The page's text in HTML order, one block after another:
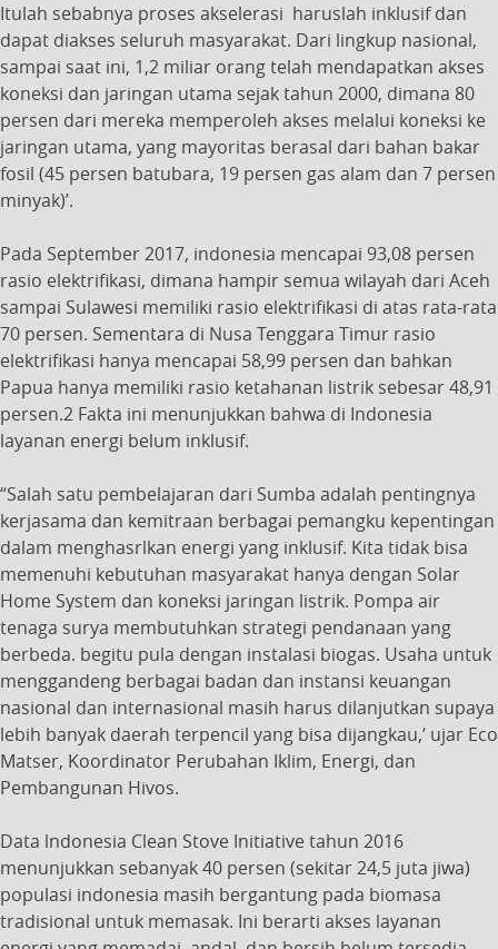
Itulah sebabnya proses akselerasi haruslah inklusif dan
dapat diakses seluruh masyarakat. Dari lingkup nasional,
sampai saat ini, 1,2 miliar orang telah mendapatkan akses
koneksi dan jaringan utama sejak tahun 2000, dimana 80
persen dari mereka memperoleh akses melalui koneksi ke
jaringan utama, yang mayoritas berasal dari bahan bakar
fosil (45 persen batubara, 19 persen gas alam dan 7 persen
minyak)’.
Pada September 2017, indonesia mencapai 93,08 persen
rasio elektrifikasi, dimana hampir semua wilayah dari Aceh
sampai Sulawesi memiliki rasio elektrifikasi di atas rata-rata
70 persen. Sementara di Nusa Tenggara Timur rasio
elektrifikasi hanya mencapai 58,99 persen dan bahkan
Papua hanya memiliki rasio ketahanan listrik sebesar 48,91
persen.2 Fakta ini menunjukkan bahwa di Indonesia
layanan energi belum inklusif.
“Salah satu pembelajaran dari Sumba adalah pentingnya
kerjasama dan kemitraan berbagai pemangku kepentingan
dalam menghasrlkan energi yang inklusif. Kita tidak bisa
memenuhi kebutuhan masyarakat hanya dengan Solar
Home System dan koneksi jaringan listrik. Pompa air
tenaga surya membutuhkan strategi pendanaan yang
berbeda. begitu pula dengan instalasi biogas. Usaha untuk
menggandeng berbagai badan dan instansi keuangan
nasional dan internasional masih harus dilanjutkan supaya
lebih banyak daerah terpencil yang bisa dijangkau,’ ujar Eco
Matser, Koordinator Perubahan Iklim, Energi, dan
Pembangunan Hivos.
Data lndonesia Clean Stove Initiative tahun 2016
menunjukkan sebanyak 40 persen (sekitar 24,5 juta jiwa)
populasi indonesia masih bergantung pada biomasa
tradisional untuk memasak. Ini berarti akses layanan